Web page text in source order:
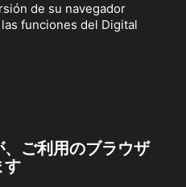
de su navegador
funciones del Digital
ご利用のブラウザ
す